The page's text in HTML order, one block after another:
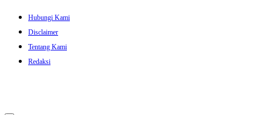
Skip
content
Hubungi Kami
Disclaimer
Tentang Kami
Redaksi